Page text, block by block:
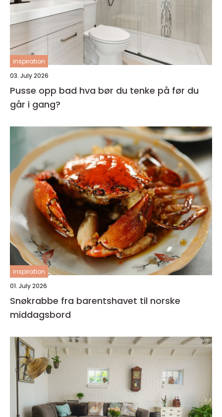
inspiration
03. July 2026
Pusse opp bad hva bør du tenke på før du
går i gang?
inspiration
01. July 2026
Snøkrabbe fra barentshavet til norske
middagsbord